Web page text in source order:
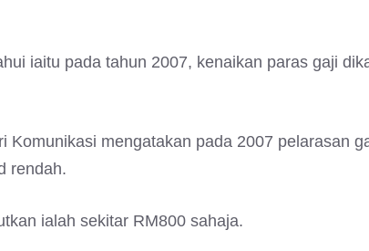
iaitu pada tahun 2007, kenaikan paras gaji
Komunikasi mengatakan pada 2007 pelarasan
rendah.
ialah sekitar RM800 sahaja.